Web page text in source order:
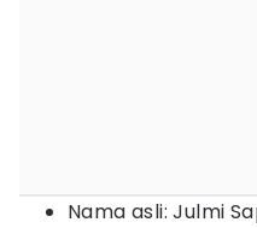
Nama asli: Julmi